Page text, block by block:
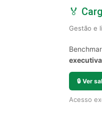
🏅
Gestão e
executiva
🔒 Ver
Acesso